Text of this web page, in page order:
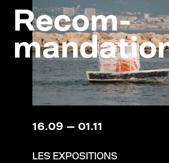
A
N
C
R
Recom-
16.09 — 01.11
LES EXPOSITIONS